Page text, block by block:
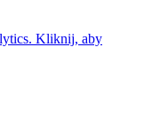
Kliknij, aby